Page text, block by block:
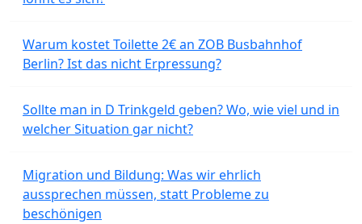
Warum kostet Toilette 2€ an ZOB Busbahnhof
Berlin? Ist das nicht Erpressung?
Sollte man in D Trinkgeld geben? Wo, wie viel und in
welcher Situation gar nicht?
Migration und Bildung: Was wir ehrlich
aussprechen müssen, statt Probleme zu
beschönigen